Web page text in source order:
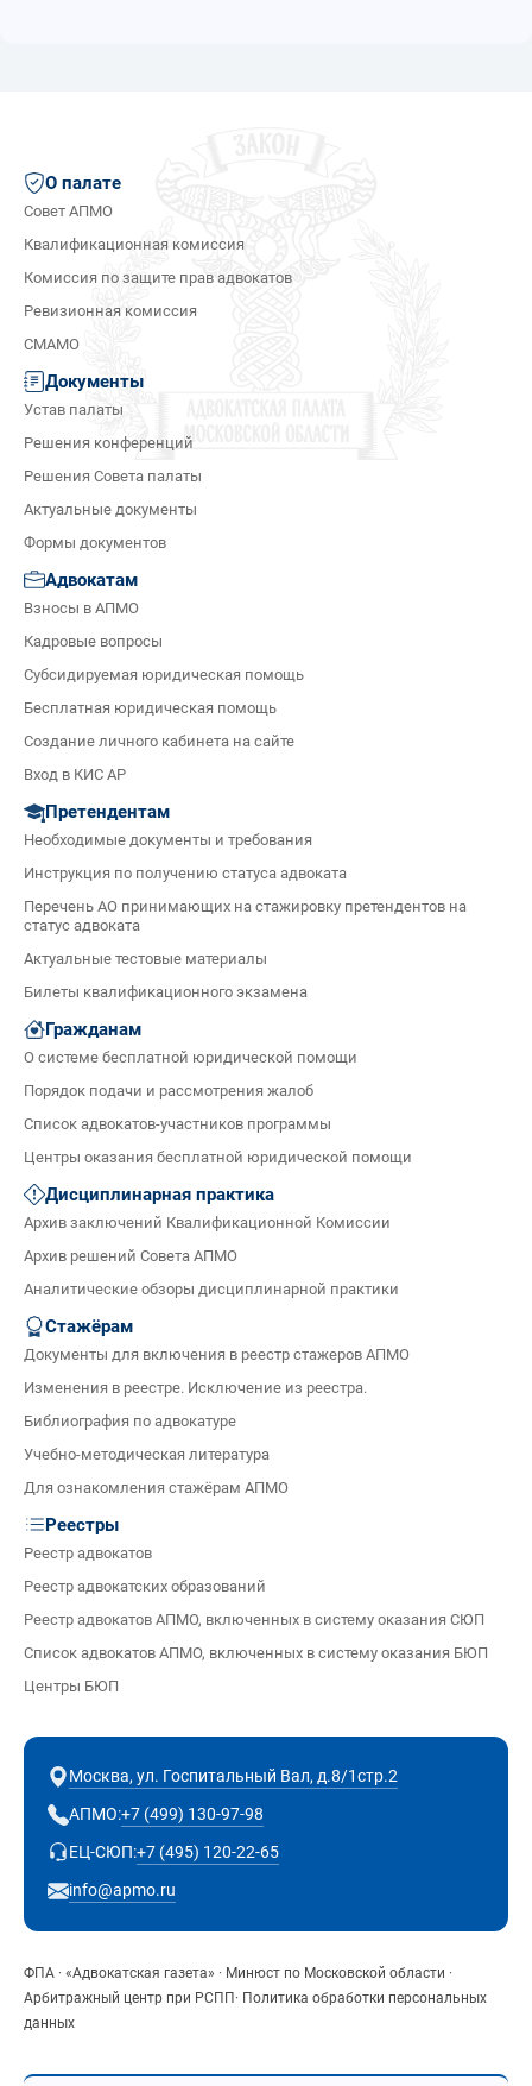
О палате
Совет АПМО
Квалификационная комиссия
Комиссия по защите прав адвокатов
Ревизионная комиссия
СМАМО
Документы
Устав палаты
Решения конференций
Решения Совета палаты
Актуальные документы
Формы документов
Адвокатам
Взносы в АПМО
Кадровые вопросы
Субсидируемая юридическая помощь
Бесплатная юридическая помощь
Создание личного кабинета на сайте
Вход в КИС АР
Претендентам
Необходимые документы и требования
Инструкция по получению статуса адвоката
Перечень АО принимающих на стажировку претендентов на
статус адвоката
Актуальные тестовые материалы
Билеты квалификационного экзамена
Гражданам
О системе бесплатной юридической помощи
Порядок подачи и рассмотрения жалоб
Список адвокатов-участников программы
Центры оказания бесплатной юридической помощи
Дисциплинарная практика
Архив заключений Квалификационной Комиссии
Архив решений Совета АПМО
Аналитические обзоры дисциплинарной практики
Стажёрам
Документы для включения в реестр стажеров АПМО
Изменения в реестре. Исключение из реестра.
Библиография по адвокатуре
Учебно-методическая литература
Для ознакомления стажёрам АПМО
Реестры
Реестр адвокатов
Реестр адвокатских образований
Реестр адвокатов АПМО, включенных в систему оказания СЮП
Список адвокатов АПМО, включенных в систему оказания БЮП
Центры БЮП
Москва, ул. Госпитальный Вал, д.8/1стр.2
АПМО:+7 (499) 130-97-98
ЕЦ-СЮП:+7 (495) 120-22-65
info@apmo.ru
ФПА · «Адвокатская газета» · Минюст по Московской области ·
Арбитражный центр при РСПП· Политика обработки персональных
данных